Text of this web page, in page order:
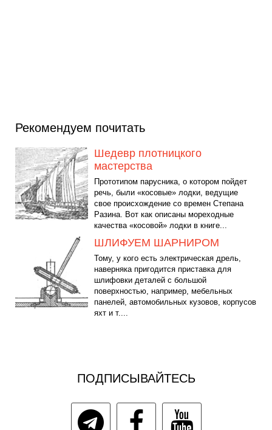
Рекомендуем почитать
Шедевр плотницкого
мастерства
Прототипом парусника, о котором пойдет
речь, были «косовые» лодки, ведущие
свое происхождение со времен Степана
Разина. Вот как описаны мореходные
качества «косовой» лодки в книге...
ШЛИФУЕМ ШАРНИРОМ
Тому, у кого есть электрическая дрель,
наверняка пригодится приставка для
шлифовки деталей с большой
поверхностью, например, мебельных
панелей, автомобильных кузовов, корпусов
яхт и т....
ПОДПИСЫВАЙТЕСЬ